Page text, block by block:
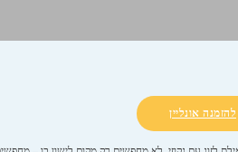
להזמנה אונליין